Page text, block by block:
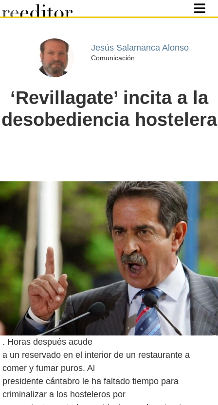
Jesús Salamanca Alonso
Comunicación
‘Revillagate’ incita a la
desobediencia hostelera
. Horas después acude
a un reservado en el interior de un restaurante a
comer y fumar puros. Al
presidente cántabro le ha faltado tiempo para
criminalizar a los hosteleros por